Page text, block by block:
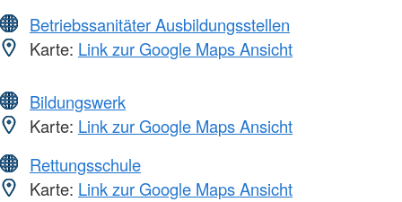
Betriebssanitäter Ausbildungsstellen
Karte: Link zur Google Maps Ansicht
Bildungswerk
Karte: Link zur Google Maps Ansicht
Rettungsschule
Karte: Link zur Google Maps Ansicht